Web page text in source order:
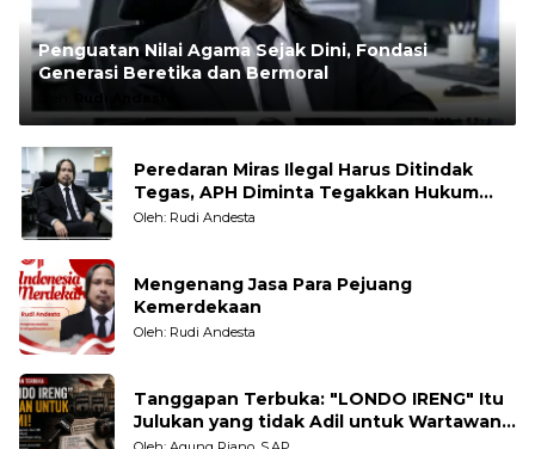
Penguatan Nilai Agama Sejak Dini, Fondasi
Generasi Beretika dan Bermoral
Rudi Andesta
Peredaran Miras Ilegal Harus Ditindak
Tegas, APH Diminta Tegakkan Hukum
Tanpa Pandang Bulu
Oleh: Rudi Andesta
Mengenang Jasa Para Pejuang
Kemerdekaan
Oleh: Rudi Andesta
Tanggapan Terbuka: "LONDO IRENG" Itu
Julukan yang tidak Adil untuk Wartawan,
Pengamat dan LSM